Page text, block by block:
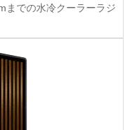
までの水冷クーラーラジ